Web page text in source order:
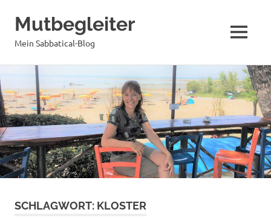
Inhalt
springen
Mutbegleiter
Mein Sabbatical-Blog MENÜ
SCHLAGWORT: KLOSTER